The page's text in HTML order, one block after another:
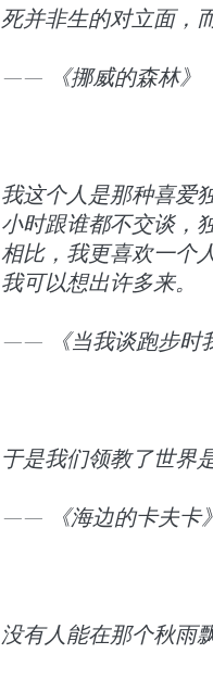
死并非生的对立面，
—— 《挪威的森林》
我这个人是那种喜爱
小时跟谁都不交谈，
相比，我更喜欢一个
我可以想出许多来。
—— 《当我谈跑步时
于是我们领教了世界
—— 《海边的卡夫卡》
没有人能在那个秋雨